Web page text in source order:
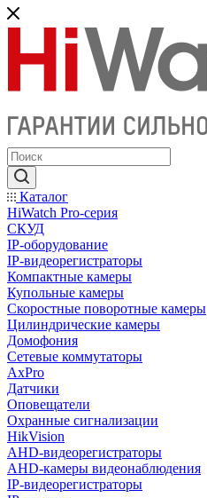
Каталог
HiWatch Pro-серия
CКУД
IP-оборудование
IP-видеорегистраторы
Компактные камеры
Купольные камеры
Скоростные поворотные камеры
Цилиндрические камеры
Домофония
Сетевые коммутаторы
AxPro
Датчики
Оповещатели
Охранные сигнализации
HikVision
AHD-видеорегистраторы
AHD-камеры видеонаблюдения
IP-видеорегистраторы